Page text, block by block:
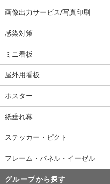
画像出力サービス/写真印刷
感染対策
ミニ看板
屋外用看板
ポスター
紙垂れ幕
ステッカー・ピクト
フレーム・パネル・イーゼル
グループから探す